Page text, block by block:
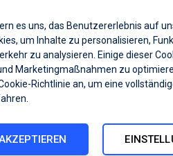
of application development and digital
Careers Offices
or affiliates. All Rights
trademarks of Progress Software
not imply an endorsement, affiliation, or
es uns, das Benutzererlebnis auf
um Inhalte zu personalisieren,
zu analysieren. Einige dieser
Marketingmaßnahmen zu
Richtlinie an, um eine